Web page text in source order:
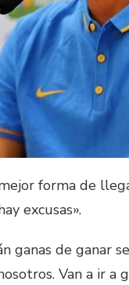
forma de
excusas».
ganas de ganar
Van a ir a